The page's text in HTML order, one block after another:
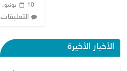
10 يونيو، 2019
التعليقات
الأخبار الأخيرة